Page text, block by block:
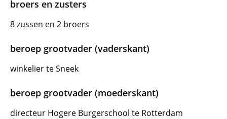
broers en zusters
8 zussen en 2 broers
beroep grootvader (vaderskant)
winkelier te Sneek
beroep grootvader (moederskant)
directeur Hogere Burgerschool te Rotterdam